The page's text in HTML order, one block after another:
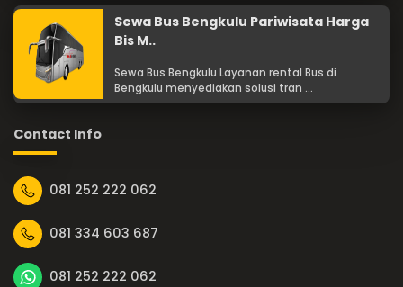
Sewa Bus Bengkulu Pariwisata Harga
Bis M..
Sewa Bus Bengkulu Layanan rental Bus di
Bengkulu menyediakan solusi tran ...
Contact Info
081 252 222 062
081 334 603 687
081 252 222 062